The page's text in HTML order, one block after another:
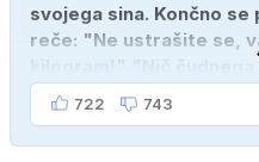
svojega sina. Končno
reče: "Ne ustrašite se,
kilogram!" "Nič
ženo poznava šele tri
722 743